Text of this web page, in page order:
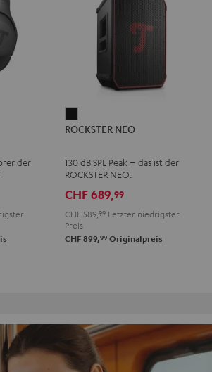
der
NEO
ROCKSTER NEO
130 dB SPL Peak – das ist der
ROCKSTER NEO.
CHF 689,99
CHF 589, 99 Letzter niedrigster
Preis
CHF 899,99 Originalpreis